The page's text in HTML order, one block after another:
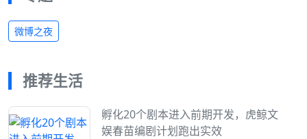
微博之夜
推荐生活
孵化20个剧本进入前期开发，虎鲸文
娱春苗编剧计划跑出实效